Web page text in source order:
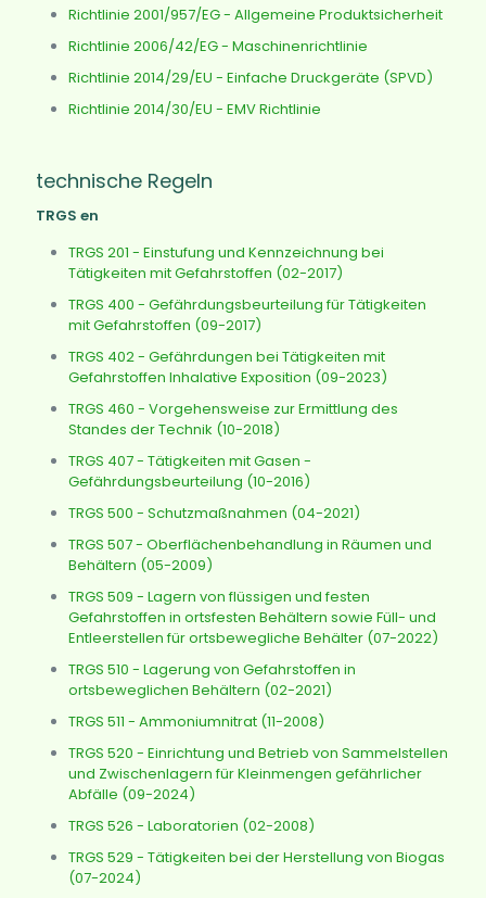
Richtlinie 2001/957/EG - Allgemeine Produktsicherheit
Richtlinie 2006/42/EG - Maschinenrichtlinie
Richtlinie 2014/29/EU - Einfache Druckgeräte (SPVD)
Richtlinie 2014/30/EU - EMV Richtlinie
technische Regeln
TRGS en
TRGS 201 - Einstufung und Kennzeichnung bei
Tätigkeiten mit Gefahrstoffen (02-2017)
TRGS 400 - Gefährdungsbeurteilung für Tätigkeiten
mit Gefahrstoffen (09-2017)
TRGS 402 - Gefährdungen bei Tätigkeiten mit
Gefahrstoffen Inhalative Exposition (09-2023)
TRGS 460 - Vorgehensweise zur Ermittlung des
Standes der Technik (10-2018)
TRGS 407 - Tätigkeiten mit Gasen -
Gefährdungsbeurteilung (10-2016)
TRGS 500 - Schutzmaßnahmen (04-2021)
TRGS 507 - Oberflächenbehandlung in Räumen und
Behältern (05-2009)
TRGS 509 - Lagern von flüssigen und festen
Gefahrstoffen in ortsfesten Behältern sowie Füll- und
Entleerstellen für ortsbewegliche Behälter (07-2022)
TRGS 510 - Lagerung von Gefahrstoffen in
ortsbeweglichen Behältern (02-2021)
TRGS 511 - Ammoniumnitrat (11-2008)
TRGS 520 - Einrichtung und Betrieb von Sammelstellen
und Zwischenlagern für Kleinmengen gefährlicher
Abfälle (09-2024)
TRGS 526 - Laboratorien (02-2008)
TRGS 529 - Tätigkeiten bei der Herstellung von Biogas
(07-2024)